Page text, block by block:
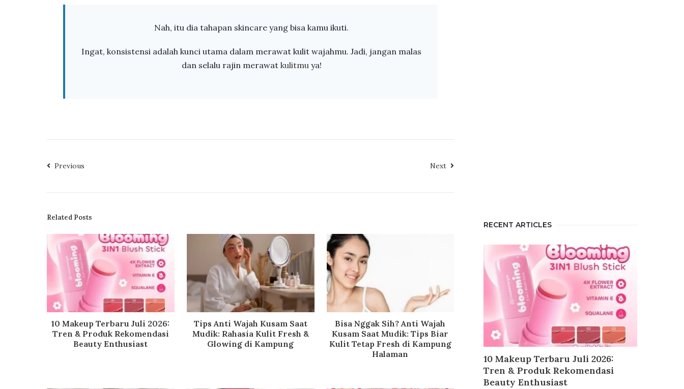
Nah, itu dia tahapan skincare yang bisa kamu ikuti.
Ingat, konsistensi adalah kunci utama dalam merawat kulit wajahmu. Jadi, jangan malas
dan selalu rajin merawat kulitmuya!
Previous Next
Related Posts
10 Makeup Terbaru Juli 2026:
Tren & Produk Rekomendasi
Beauty Enthusiast
Tips Anti Wajah Kusam Saat
Mudik: Rahasia Kulit Fresh &
Glowing di Kampung
Bisa Nggak Sih? Anti Wajah
Kusam Saat Mudik: Tips Biar
Kulit Tetap Fresh di Kampung
Halaman
RECENT ARTICLES
10 Makeup Terbaru Juli 2026:
Tren & Produk Rekomendasi
Beauty Enthusiast